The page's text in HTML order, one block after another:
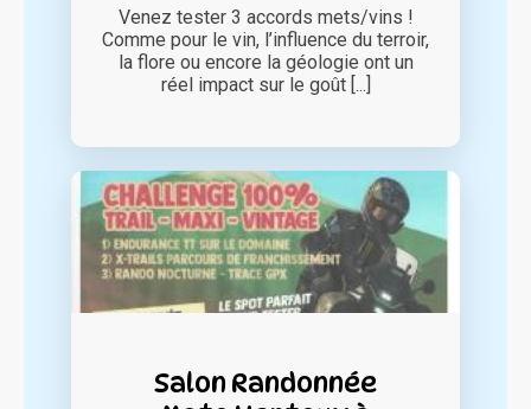
Venez tester 3 accords mets/vins !
Comme pour le vin, l’influence du terroir,
la flore ou encore la géologie ont un
réel impact sur le goût [...]
Salon Randonnée